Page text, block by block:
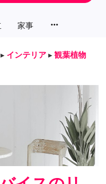
家事 more_horiz
▸ インテリア ▸ 観葉植物